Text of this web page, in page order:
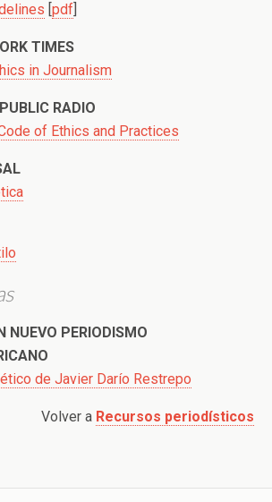
[pdf]
TIMES
in Journalism
RADIO
of Ethics and Practices
NUEVO PERIODISMO
de Javier Darío Restrepo
Volver a Recursos periodísticos